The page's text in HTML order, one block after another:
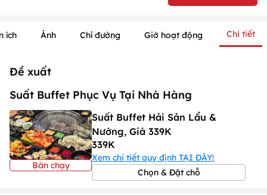
ích Ảnh Chỉ đường Giờ hoạt động Chi tiết
Đề xuất
Suất Buffet Phục Vụ Tại Nhà Hàng
Bán chạy
Suất Buffet Hải Sản Lẩu &
Nướng, Giá 339K
339K
Xem chi tiết quy định TẠI ĐÂY!
Chọn & Đặt chỗ